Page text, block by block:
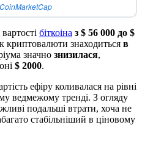
біткоіна з $ 56 000 до $
криптовалюти знаходиться в
значно знизилася,
$ 2000.
ефіру коливалася на рівні
ведмежому тренді. З огляду
подальші втрати, хоча не
стабільніший в ціновому